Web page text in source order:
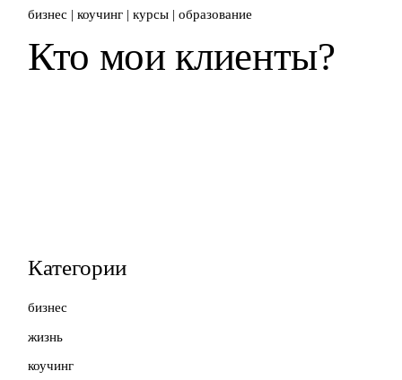
бизнес коучинг курсы образование
Кто мои клиенты?
Категории
бизнес
жизнь
коучинг